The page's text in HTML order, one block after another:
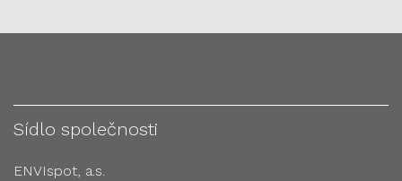
Sídlo společnosti
ENVIspot, a.s.